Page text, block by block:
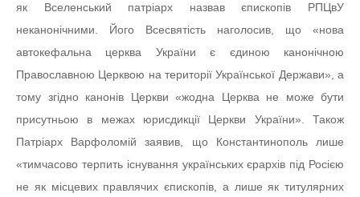
як Вселенський патріарх назвав єпископів РПЦвУ
неканонічними. Його Всесвятість наголосив, що «нова
автокефальна церква України є єдиною канонічною
Православною Церквою на території Української Держави», а
тому згідно канонів Церкви «жодна Церква не може бути
присутньою в межах юрисдикції Церкви України». Також
Патріарх Варфоломій заявив, що Константинополь лише
«тимчасово терпить існування українських єрархів під Росією
не як місцевих правлячих єпископів, а лише як титулярних